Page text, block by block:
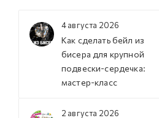
4 августа 2026
Как сделать бейл из
бисера для крупной
подвески-сердечка:
мастер-класс
2 августа 2026